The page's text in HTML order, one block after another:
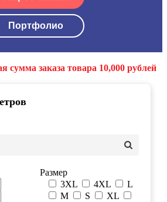
Портфолио
сумма заказа товара 10,000 рублей
Размер
3XL
4XL
L
M
S
XL